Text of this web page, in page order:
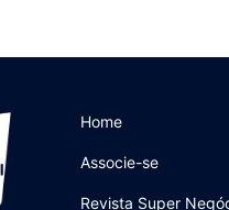
Home
Associe-se
Revista Super